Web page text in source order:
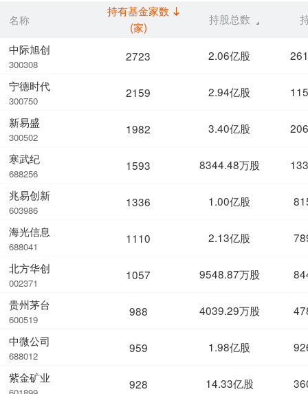
名称
中际旭创
300308
宁德时代
300750
新易盛
300502
寒武纪
688256
兆易创新
603986
海光信息
688041
北方华创
002371
贵州茅台
600519
中微公司
688012
紫金矿业
持有基金家数
(家)
持股总数
2723 2.06亿股
2159 2.94亿股
1982 3.40亿股
1593 8344.48万股
1336 1.00亿股
1110 2.13亿股
1057 9548.87万股
988 4039.29万股
959 1.98亿股
928 14.33亿股